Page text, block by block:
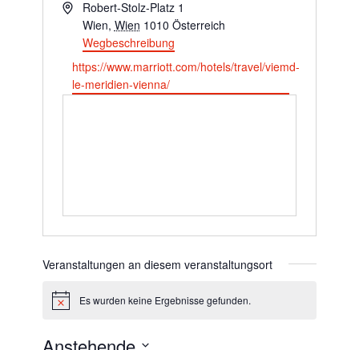
AdresseRobert-Stolz-Platz 1
Wien, Wien 1010 Österreich
Wegbeschreibung
Webseite
https://www.marriott.com/hotels/travel/viemd-
le-meridien-vienna/
Veranstaltungen an diesem veranstaltungsort
HinweisEs wurden keine Ergebnisse gefunden.